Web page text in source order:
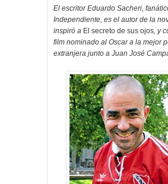
El escritor Eduardo Sacheri,
Independiente, es el autor de la
inspiró a El secreto de sus ojos, y
film nominado al Oscar a la mejor
extranjera junto a Juan José